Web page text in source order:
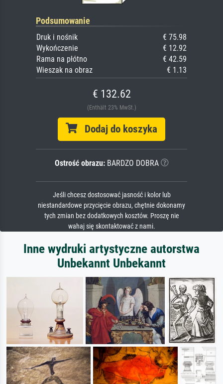
Podsumowanie
Druk i nośnik
€ 75.98
Wykończenie
€ 12.92
Rama na płótno
€ 42.59
Wieszak na obraz
€ 1.13
€ 132.62
(Enthält 23% MwSt.)
Dodaj do koszyka
Ostrość obrazu:BARDZO DOBRA
Jeśli chcesz dostosować jasność i kolor lub
niestandardowe przycięcie obrazu, chętnie dokonamy
tych zmian bez dodatkowych kosztów. Proszę nie
wahaj się skontaktować z nami.
Inne wydruki artystyczne autorstwa
Unbekannt Unbekannt